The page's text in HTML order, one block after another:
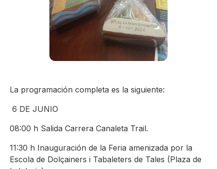
La programación completa es la siguiente:
6 DE JUNIO
08:00 h Salida Carrera Canaleta Trail.
11:30 h Inauguración de la Feria amenizada por la
Escola de Dolçainers i Tabaleters de Tales (Plaza de